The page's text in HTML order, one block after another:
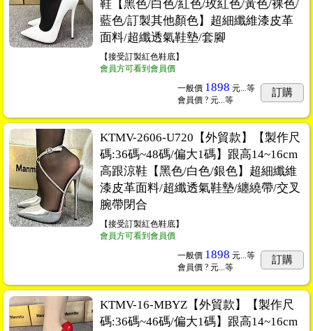
鞋【黑色/白色/紅色/玫紅色/黃色/裸色/
藍色/訂製其他顏色】超細纖維漆皮革
面料/超纖透氣鞋墊/套腳
【接受訂製紅色鞋底】
會員方可看到會員價
一般價 1898 元...等
會員價 ? 元...等
訂購
KTMV-2606-U720【外貿款】【製作尺
碼:36碼~48碼/偏大1碼】跟高14~16cm
高跟涼鞋【黑色/白色/銀色】超細纖維
漆皮革面料/超纖透氣鞋墊/纏繞帶/交叉
腕帶閉合
【接受訂製紅色鞋底】
會員方可看到會員價
一般價 1898 元...等
會員價 ? 元...等
訂購
KTMV-16-MBYZ【外貿款】【製作尺
碼:36碼~46碼/偏大1碼】跟高14~16cm